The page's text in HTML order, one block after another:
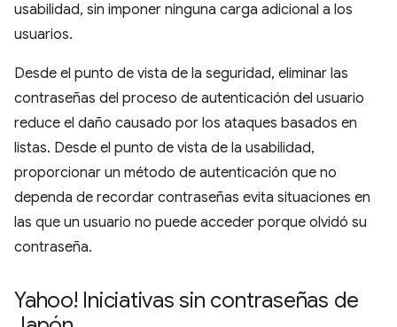
usabilidad, sin imponer ninguna carga adicional a los
usuarios.
Desde el punto de vista de la seguridad, eliminar las
contraseñas del proceso de autenticación del usuario
reduce el daño causado por los ataques basados en
listas. Desde el punto de vista de la usabilidad,
proporcionar un método de autenticación que no
dependa de recordar contraseñas evita situaciones en
las que un usuario no puede acceder porque olvidó su
contraseña.
Yahoo! Iniciativas sin contraseñas de